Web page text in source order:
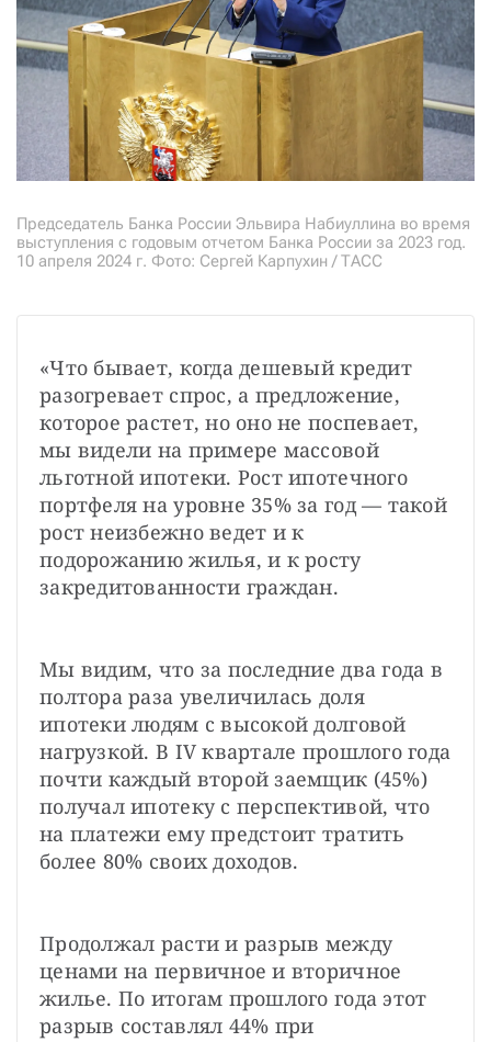
Председатель Банка России Эльвира Набиуллина во время
выступления с годовым отчетом Банка России за 2023 год.
10 апреля 2024 г. Фото: Сергей Карпухин / ТАСС
«Что бывает, когда дешевый кредит
разогревает спрос, а предложение,
которое растет, но оно не поспевает,
мы видели на примере массовой
льготной ипотеки. Рост ипотечного
портфеля на уровне 35% за год — такой
рост неизбежно ведет и к
подорожанию жилья, и к росту
закредитованности граждан.
Мы видим, что за последние два года в
полтора раза увеличилась доля
ипотеки людям с высокой долговой
нагрузкой. В IV квартале прошлого года
почти каждый второй заемщик (45%)
получал ипотеку с перспективой, что
на платежи ему предстоит тратить
более 80% своих доходов.
Продолжал расти и разрыв между
ценами на первичное и вторичное
жилье. По итогам прошлого года этот
разрыв составлял 44% при